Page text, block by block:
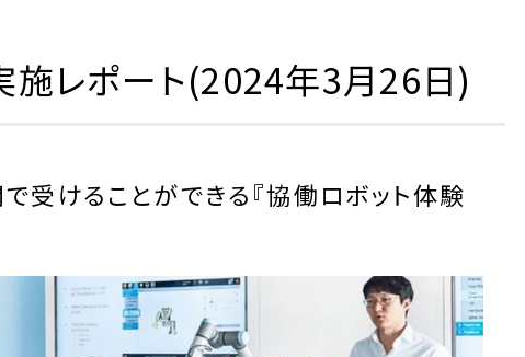
施レポート(2024年3月26日)
受けることができる『協働ロボット体験